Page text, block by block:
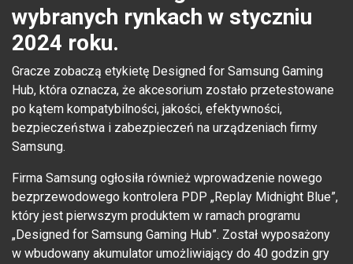
wybranych rynkach w styczniu
2024 roku.
Gracze zobaczą etykietę Designed for Samsung Gaming
Hub, która oznacza, że akcesorium zostało przetestowane
po kątem kompatybilności, jakości, efektywności,
bezpieczeństwa i zabezpieczeń na urządzeniach firmy
Samsung.
Firma Samsung ogłosiła również wprowadzenie nowego
bezprzewodowego kontrolera PDP „Replay Midnight Blue”,
który jest pierwszym produktem w ramach programu
„Designed for Samsung Gaming Hub”. Został wyposażony
w wbudowany akumulator umożliwiający do 40 godzin gry